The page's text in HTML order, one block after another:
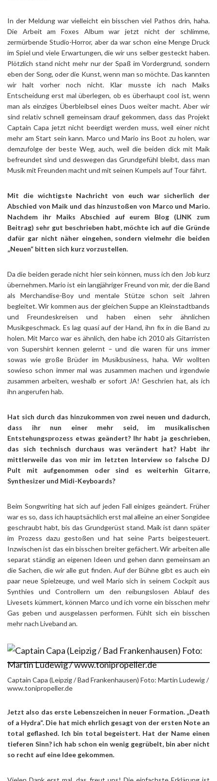
In der Meldung war vielleicht ein bisschen viel Pathos drin, haha.
Die Arbeit am Foxes Album war jetzt nicht der schlimme,
zermürbende Studio-Horror, aber da war schon eine Menge Druck
im Spiel und viele Erwartungen, die wir uns selber gesteckt haben.
Plötzlich stand nicht mehr nur der Spaß im Vordergrund, sondern
eben der Song, oder die Kunst, wenn man so möchte. Das kannten
wir halt vorher noch nicht. Klar musste ich nach Maiks
Entscheidung erst mal überlegen, ob es überhaupt cool ist, wenn
man als einziges Überbleibsel eines Duos weiter macht. Aber wir
sind relativ schnell gemeinsam drauf gekommen, dass das Projekt
Captain Capa jetzt nicht beerdigt werden muss, weil einer nicht
mehr am Start sein kann. Marco und Mario ins Boot zu holen, war
demzufolge der beste Weg, auch, weil die beiden dick mit Maik
befreundet sind und deswegen das Grundgefühl bleibt, dass man
Musik mit Freunden macht und mit seinen Kumpels auf Tour fährt.
Mit die wichtigste Nachricht von euch war sicherlich der
Abschied von Maik und das hinzustoßen von Marco und Mario.
Nachdem ihr Maiks Abschied auf eurem Blog (LINK zum
Beitrag) sehr gut beschrieben habt, möchte ich auf die Gründe
dafür gar nicht näher eingehen, sondern vielmehr die beiden
„Neuen“ bitten sich kurz vorzustellen.
Da die beiden gerade nicht hier sein können, muss ich den Job kurz
übernehmen. Mario ist ein langjähriger Freund von mir, der die Band
als Merchandise-Boy und mentale Stütze schon seit Jahren
begleitet. Wir kommen aus der gleichen Suppe an Kleinstadtbands
und Freundeskreisen und haben einen sehr ähnlichen
Musikgeschmack. Es lag quasi auf der Hand, ihn fix in die Band zu
holen. Mit Marco war es ähnlich, den habe ich 2010 als Gitarristen
von Supershirt kennen gelernt – und die waren für uns immer
sowas wie große Brüder im Musikbusiness, haha. Wir wollten
sowieso schon immer mal was zusammen machen und irgendwie
zusammen arbeiten, weshalb er sofort JA! Geschrien hat, als ich
ihn angerufen hab.
Hat sich durch das hinzukommen von zwei neuen und dadurch,
dass ihr nun einer mehr seid, im musikalischen
Entstehungsprozess etwas geändert? Ihr habt ja geschrieben,
das sich technisch durchaus was verändert hat? Habt ihr
mittlerweile das von mir im letzten Interview so falsche DJ
Pult mit aufgenommen oder sind es weiterhin Gitarre,
Synthesizer und Midi-Keyboards?
Beim Songwriting hat sich auf jeden Fall einiges geändert. Früher
war es so, dass ich hauptsächlich erst mal alleine an einer Songidee
geschraubt habt, bis das Grundgerüst stand. Maik ist dann später
im Prozess dazu gestoßen und hat seine Parts beigesteuert.
Inzwischen ist das ein bisschen breiter gefächert. Wir arbeiten alle
separat ständig an eigenen Ideen und gehen dann gemeinsam an
die Sachen, die wir alle gut finden. Auf der Bühne gibt es auch ein
paar neue Spielzeuge, und weil Mario sich in seinem Cockpit aus
Synthies und Controllern um den reibungslosen Ablauf des
Livesets kümmert, können Marco und ich vorne ein bisschen mehr
Gas geben und ausgelassen performen. Fühlt sich ein bisschen
mehr nach Liveband an.
Captain Capa (Leipzig / Bad Frankenhausen) Foto: Martin Ludewig /
www.tonipropeller.de
Jetzt also das erste Lebenszeichen in neuer Formation. „Death
of a Hydra“. Die hat mich ehrlich gesagt von der ersten Note an
total geflashed. Ich bin total begeistert. Hat der Name einen
tieferen Sinn? ich hab schon ein wenig gegrübelt, bin aber nicht
so recht auf eine Idee gekommen.